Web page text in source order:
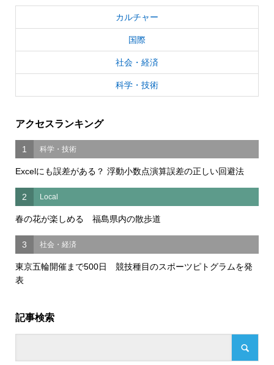
カルチャー
国際
社会・経済
科学・技術
アクセスランキング
1 科学・技術
Excelにも誤差がある？ 浮動小数点演算誤差の正しい回避法
2 Local
春の花が楽しめる 福島県内の散歩道
3 社会・経済
東京五輪開催まで500日 競技種目のスポーツピトグラムを発
表
記事検索